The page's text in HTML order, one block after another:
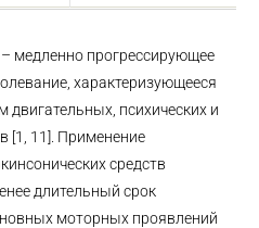
медленно прогрессирующее
характеризующееся
психических и
[1, 11]. Применение
средств
длительный срок
моторных проявлений